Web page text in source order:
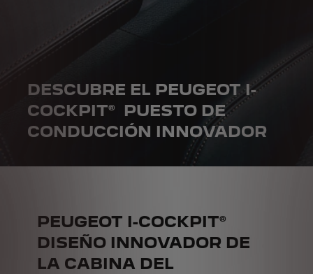
DESCUBRE EL PEUGEOT I-
COCKPIT® PUESTO DE
CONDUCCIÓN INNOVADOR
PEUGEOT I-COCKPIT®
DISEÑO INNOVADOR DE
LA CABINA DEL